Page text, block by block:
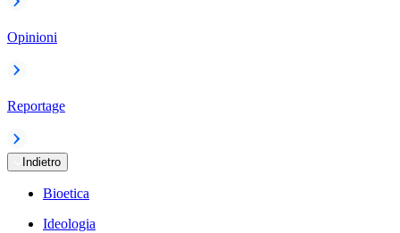
Opinioni
Reportage
Indietro
Bioetica
Ideologia